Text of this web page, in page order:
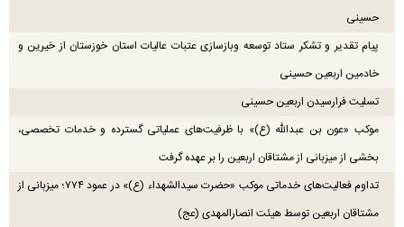
حسینی
پیام تقدیر و تشکر ستاد توسعه وبازسازی عتبات عالیات استان خوزستان از خیرین و
خادمین اربعین حسینی
تسلیت فرارسیدن اربعین حسینی
موکب «عون بن عبدالله (ع)» با ظرفیت‌های عملیاتی گسترده و خدمات تخصصی،
بخشی از میزبانی از مشتاقان اربعین را بر عهده گرفت
تداوم فعالیت‌های خدماتی موکب «حضرت سیدالشهداء (ع)» در عمود ۷۷۴؛ میزبانی از
مشتاقان اربعین توسط هیئت انصارالمهدی (عج)